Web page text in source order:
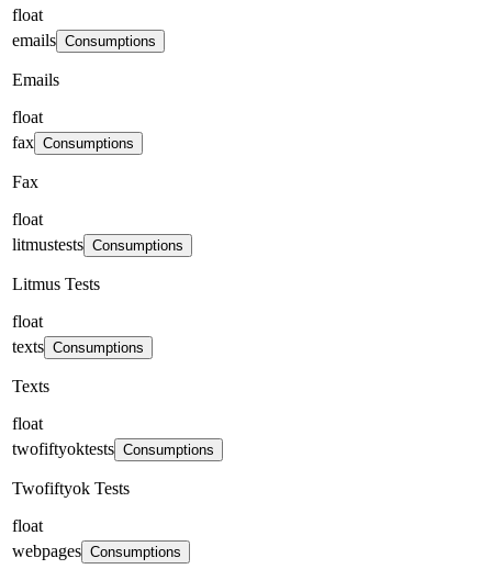
float
emails Consumptions
Emails
float
fax Consumptions
Fax
float
litmustests Consumptions
Litmus Tests
float
texts Consumptions
Texts
float
twofiftyoktests Consumptions
Twofiftyok Tests
float
webpages Consumptions